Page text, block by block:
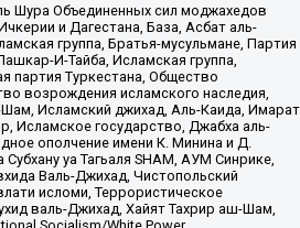
Шура Объединенных сил моджахедов
и Дагестана, База, Асбат аль-
группа, Братья-мусульмане, Партия
И-Тайба, Исламская группа,
партия Туркестана, Общество
возрождения исламского наследия,
Исламский джихад, Аль-Каида, Имарат
Исламское государство, Джабха аль-
ополчение имени К. Минина и Д.
уа Тагьаля SHAM, АУМ Синрике,
Валь-Джихад, Чистопольский
исломи, Террористическое
валь-Джихад, Хайят Тахрир аш-Шам,